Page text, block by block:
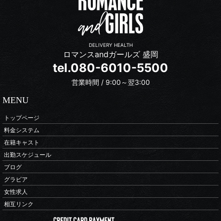
DELIVERY HEALTH
ロマンスandガールズ 盛岡
tel.080-6010-5500
営業時間 / 9:00～翌3:00
MENU
トップページ
料金システム
在籍キャスト
出勤スケジュール
ブログ
グラビア
女性求人
相互リンク